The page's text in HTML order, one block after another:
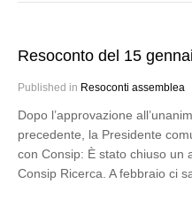
Resoconto del 15
Published in Resoconti assemblea
Dopo l’approvazione
precedente, la Presidente
con Consip: È stato chiuso un
Consip Ricerca. A febbraio ci